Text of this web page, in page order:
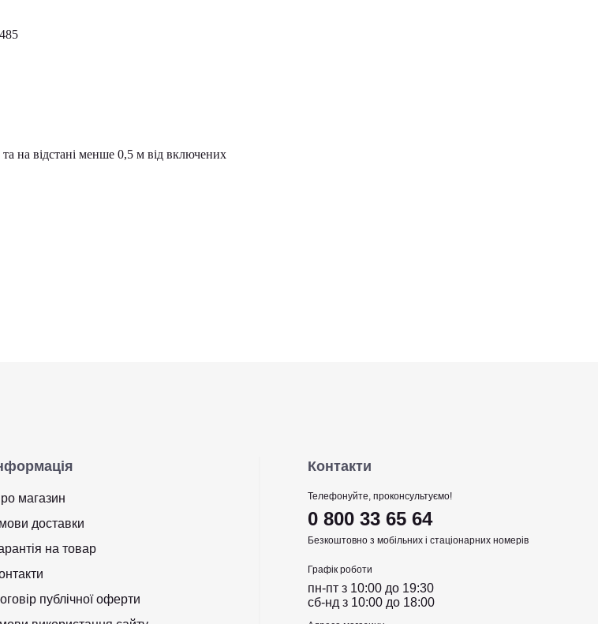
на відстані менше 0,5 м від включених
магазин
доставки
на товар
публічної оферти
Контакти
Телефонуйте, проконсультуємо!
0 800 33 65 64
Безкоштовно з мобільних і стаціонарних номерів
Графік роботи
пн-пт з 10:00 до 19:30
сб-нд з 10:00 до 18:00